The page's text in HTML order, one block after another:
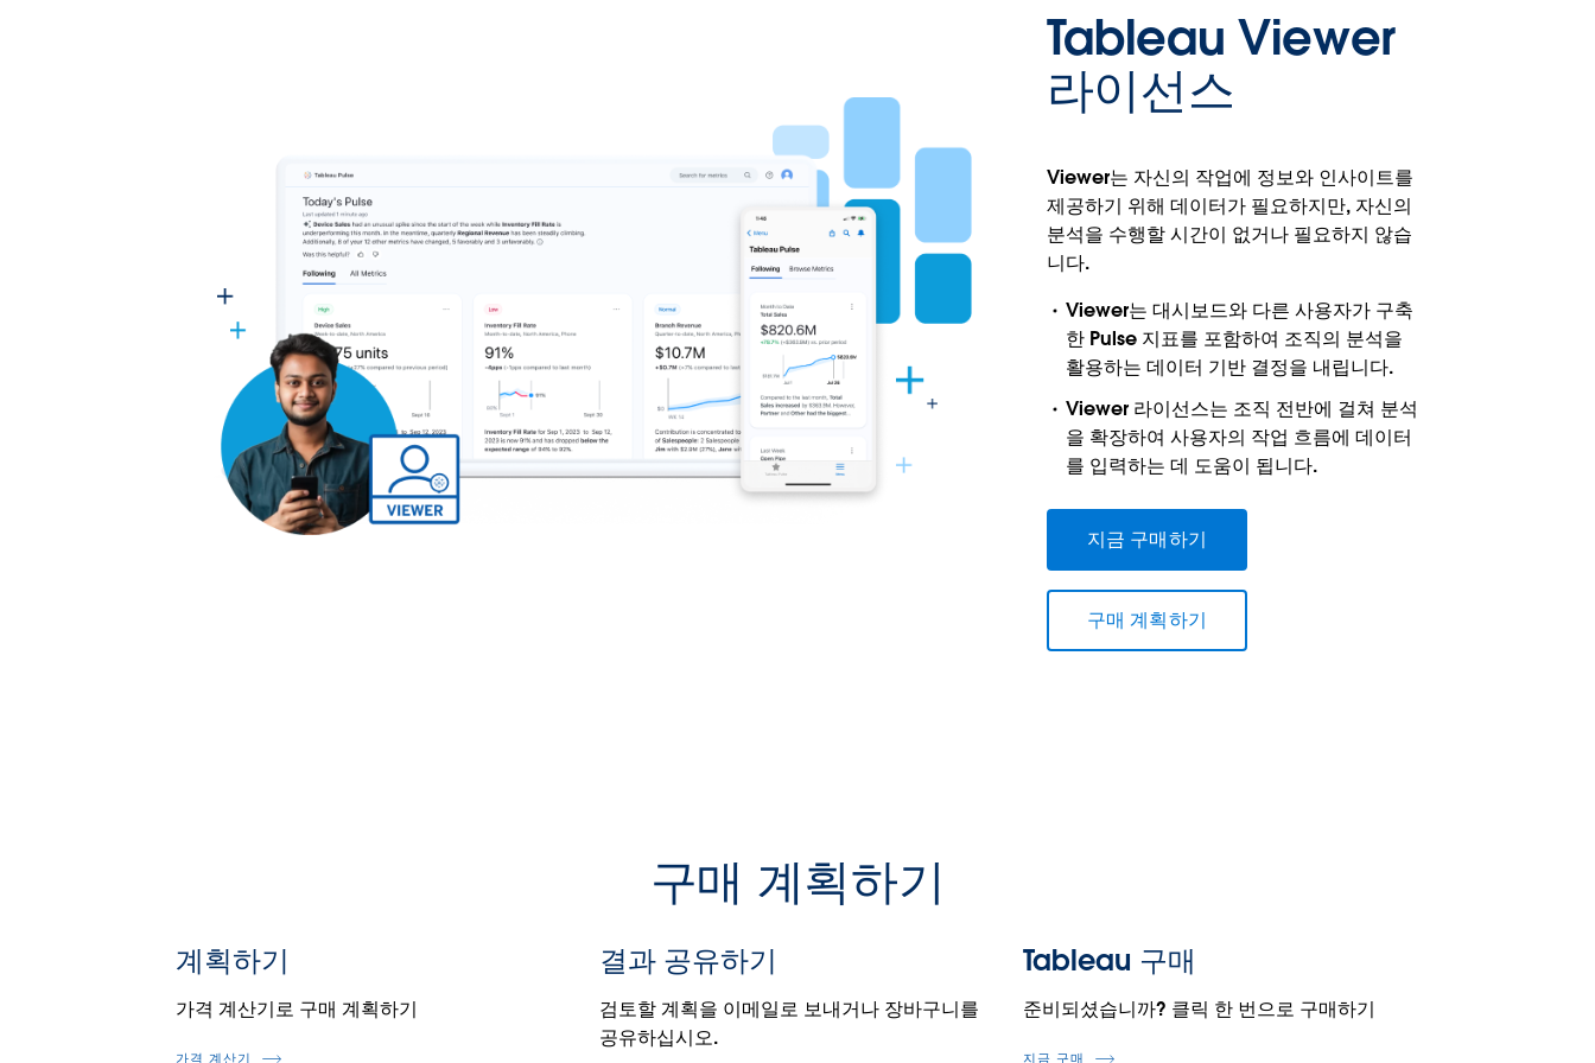
Tableau Viewer
라이선스
Viewer는 자신의 작업에 정보와 인사이트를
제공하기 위해 데이터가 필요하지만, 자신의
분석을 수행할 시간이 없거나 필요하지 않습
니다.
Viewer는 대시보드와 다른 사용자가 구축
한 Pulse 지표를 포함하여 조직의 분석을
활용하는 데이터 기반 결정을 내립니다.
Viewer 라이선스는 조직 전반에 걸쳐 분석
을 확장하여 사용자의 작업 흐름에 데이터
를 입력하는 데 도움이 됩니다.
지금 구매하기
구매 계획하기
구매 계획하기
계획하기
가격 계산기로 구매 계획하기
가격 계산기
결과 공유하기
검토할 계획을 이메일로 보내거나 장바구니를
공유하십시오.
Tableau 구매
준비되셨습니까? 클릭 한 번으로 구매하기
지금 구매